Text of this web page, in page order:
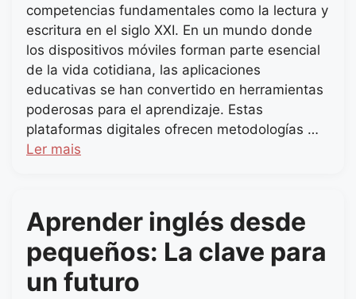
competencias fundamentales como la lectura y
escritura en el siglo XXI. En un mundo donde
los dispositivos móviles forman parte esencial
de la vida cotidiana, las aplicaciones
educativas se han convertido en herramientas
poderosas para el aprendizaje. Estas
plataformas digitales ofrecen metodologías …
Ler mais
Aprender inglés desde
pequeños: La clave para
un futuro